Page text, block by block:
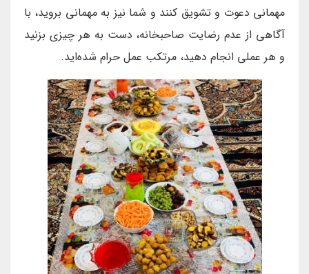
مهمانی دعوت و تشویق کنند و شما نیز به مهمانی بروید، با
آگاهی از عدم رضایت صاحبخانه، دست به هر چیزی بزنید
و هر عملی انجام دهید، مرتکب عمل حرام شده‌اید.